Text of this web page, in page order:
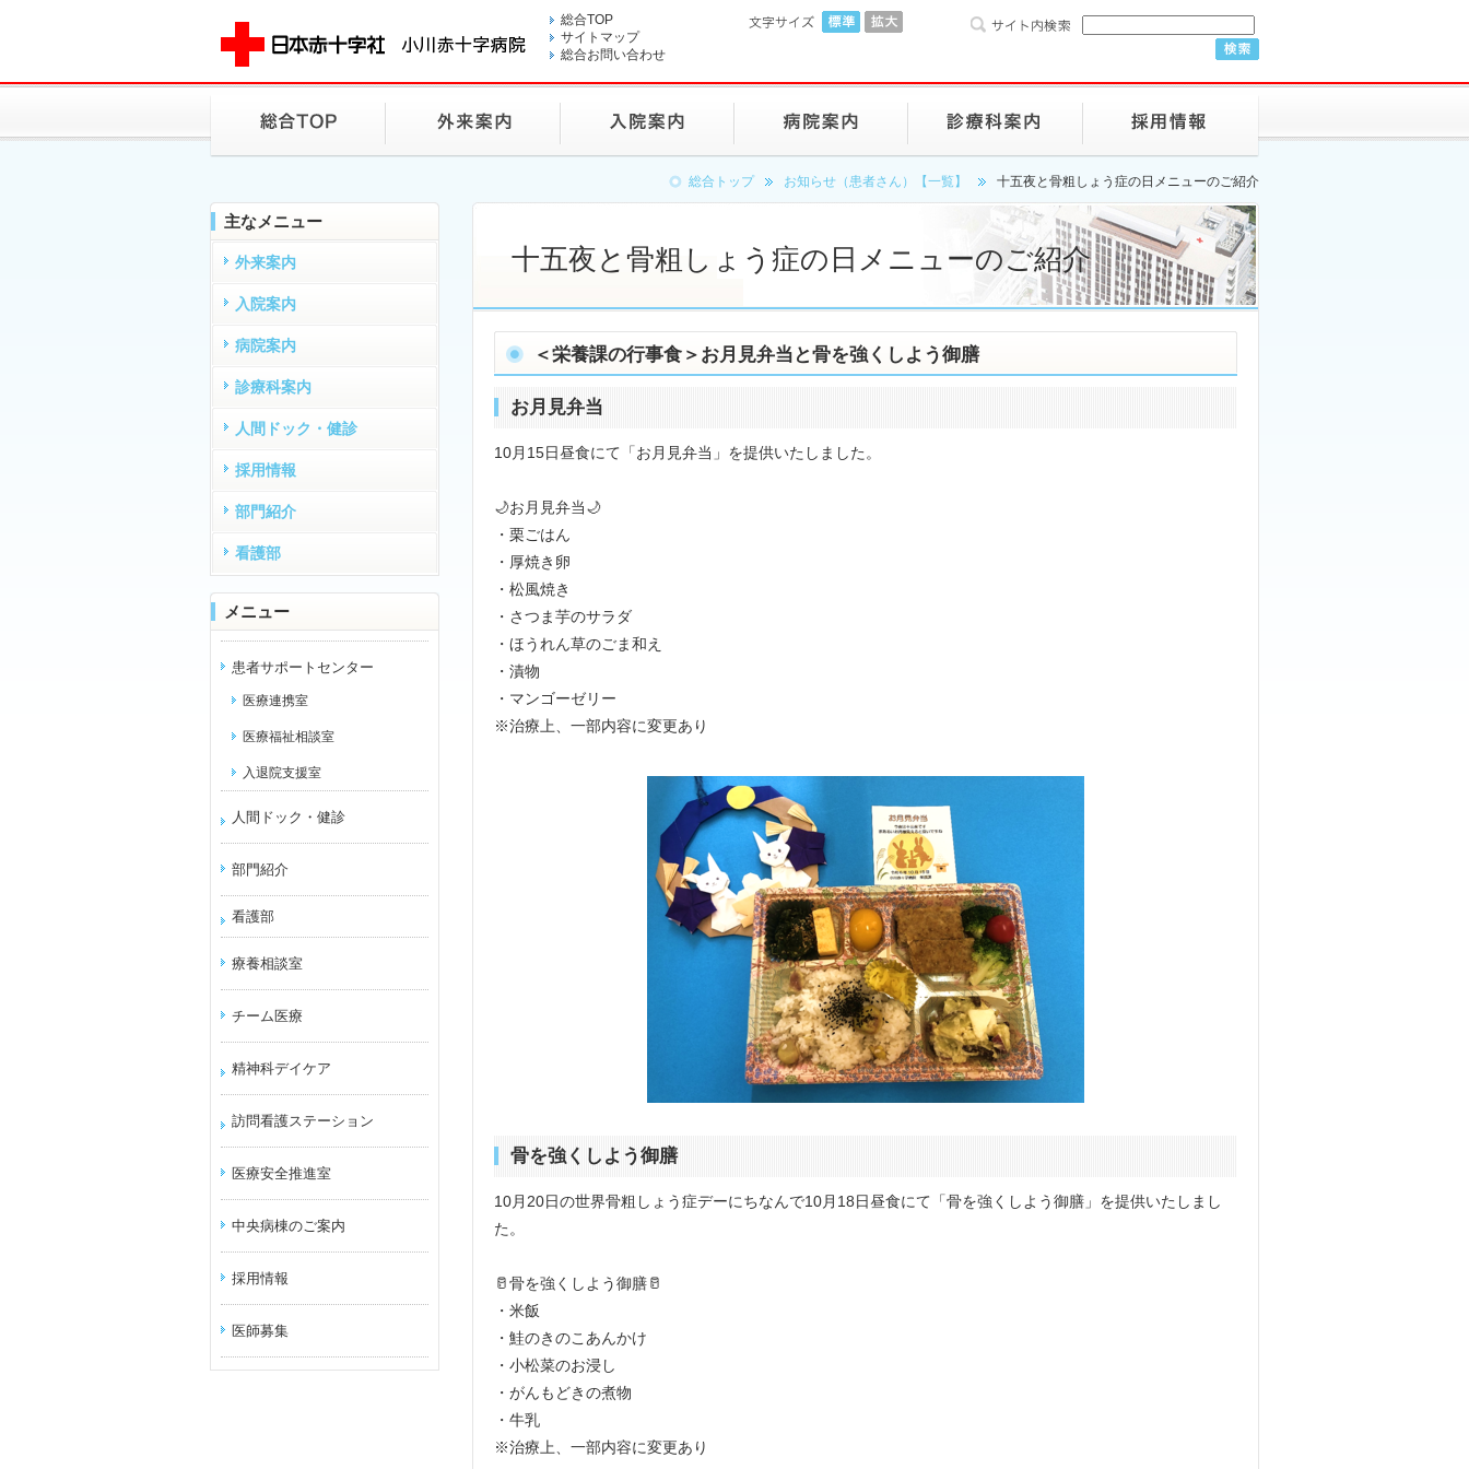
総合TOP
サイトマップ
総合お問い合わせ
総合トップ お知らせ（患者さん）【一覧】 十五夜と骨粗しょう症の日メニューのご紹介
十五夜と骨粗しょう症の日メニューのご紹介
＜栄養課の行事食＞お月見弁当と骨を強くしよう御膳
お月見弁当
10月15日昼食にて「お月見弁当」を提供いたしました。
🌙お月見弁当🌙
・栗ごはん
・厚焼き卵
・松風焼き
・さつま芋のサラダ
・ほうれん草のごま和え
・漬物
・マンゴーゼリー
※治療上、一部内容に変更あり
骨を強くしよう御膳
10月20日の世界骨粗しょう症デーにちなんで10月18日昼食にて「骨を強くしよう御膳」を提供いたしまし
た。
🥛骨を強くしよう御膳🥛
・米飯
・鮭のきのこあんかけ
・小松菜のお浸し
・がんもどきの煮物
・牛乳
※治療上、一部内容に変更あり
主なメニュー
外来案内
入院案内
病院案内
診療科案内
人間ドック・健診
採用情報
部門紹介
看護部
メニュー
患者サポートセンター
医療連携室
医療福祉相談室
入退院支援室
人間ドック・健診
部門紹介
看護部
療養相談室
チーム医療
精神科デイケア
訪問看護ステーション
医療安全推進室
中央病棟のご案内
採用情報
医師募集